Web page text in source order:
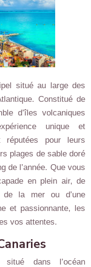
situé au large des
Constitué de
d’îles volcaniques
unique et
réputées pour leurs
plages de sable doré
de l’année. Que vous
en plein air, de
de la mer ou d’une
et passionnante, les
vos attentes.
situé dans l’océan